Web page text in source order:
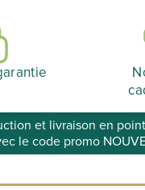
et livraison en
le code promo